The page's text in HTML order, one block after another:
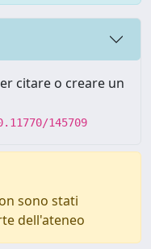
citare o creare un
145709
sono stati
dell'ateneo